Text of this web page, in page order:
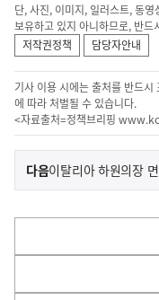
단, 사진, 이미지, 일러스트, 동
보유하고 있지 아니하므로, 반
저작권정책
담당자안내
기사 이용 시에는 출처를 반드시
에 따라 처벌될 수 있습니다.
<자료출처=정책브리핑
이
전
다
음
다음기
사
이탈리아 하원의장